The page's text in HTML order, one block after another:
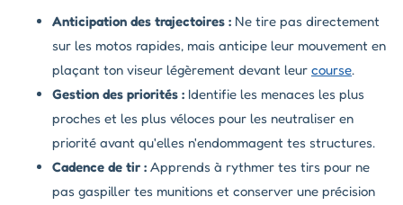
Anticipation des trajectoires : Ne tire pas directement
sur les motos rapides, mais anticipe leur mouvement en
plaçant ton viseur légèrement devant leur course.
Gestion des priorités : Identifie les menaces les plus
proches et les plus véloces pour les neutraliser en
priorité avant qu'elles n'endommagent tes structures.
Cadence de tir : Apprends à rythmer tes tirs pour ne
pas gaspiller tes munitions et conserver une précision